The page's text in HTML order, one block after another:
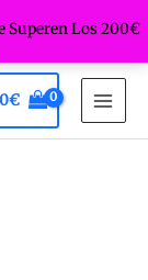
Superen Los 200€
€